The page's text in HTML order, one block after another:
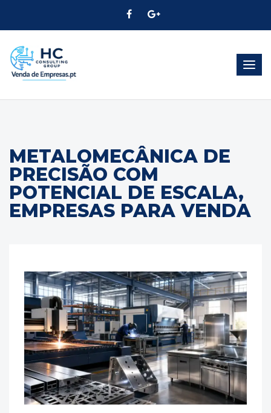
METALOMECÂNICA DE
PRECISÃO COM
POTENCIAL DE ESCALA,
EMPRESAS PARA VENDA